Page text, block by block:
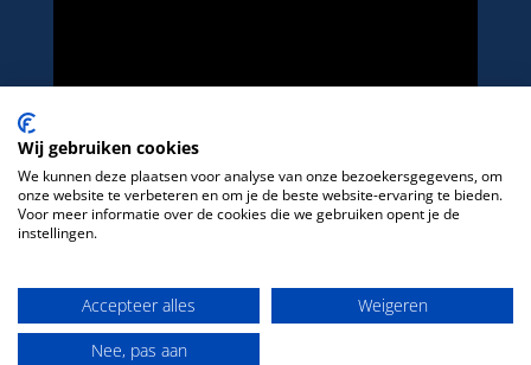
Wij gebruiken cookies
We kunnen deze plaatsen voor analyse van onze bezoekersgegevens, om
onze website te verbeteren en om je de beste website-ervaring te bieden.
Voor meer informatie over de cookies die we gebruiken opent je de
instellingen.
Accepteer alles
Weigeren
Nee, pas aan